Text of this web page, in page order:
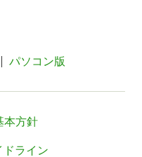
パソコン版
本方針
ライン